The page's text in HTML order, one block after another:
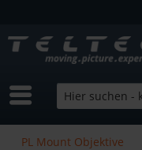
PL Mount Objektive